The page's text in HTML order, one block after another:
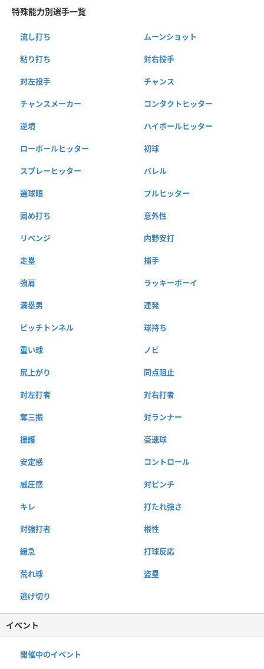
特殊能力別選手一覧
流し打ち ムーンショット
粘り打ち 対右投手
対左投手 チャンス
チャンスメーカー コンタクトヒッター
逆境 ハイボールヒッター
ローボールヒッター 初球
スプレーヒッター バレル
選球眼 プルヒッター
固め打ち 意外性
リベンジ 内野安打
走塁 捕手
強肩 ラッキーボーイ
満塁男 連発
ピッチトンネル 球持ち
重い球 ノビ
尻上がり 同点阻止
対左打者 対右打者
奪三振 対ランナー
援護 豪速球
安定感 コントロール
威圧感 対ピンチ
キレ 打たれ強さ
対強打者 根性
緩急 打球反応
荒れ球 盗塁
逃げ切り
イベント
開催中のイベント